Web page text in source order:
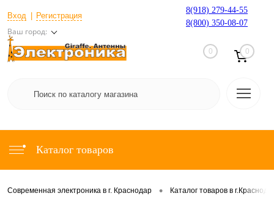
Вход Регистрация
Ваш город:
8(918) 279-44-55
8(800) 350-08-07
0 0
Каталог товаров
Современная электроника в г. Краснодар • Каталог товаров в